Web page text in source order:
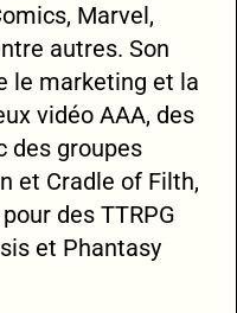
Marvel,
autres. Son
le marketing et la
vidéo AAA, des
des groupes
et Cradle of Filth,
des TTRPG
et Phantasy